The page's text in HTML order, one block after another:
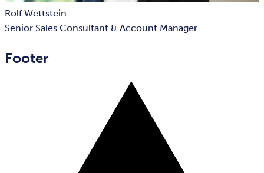
Rolf Wettstein
Senior Sales Consultant & Account Manager
Footer